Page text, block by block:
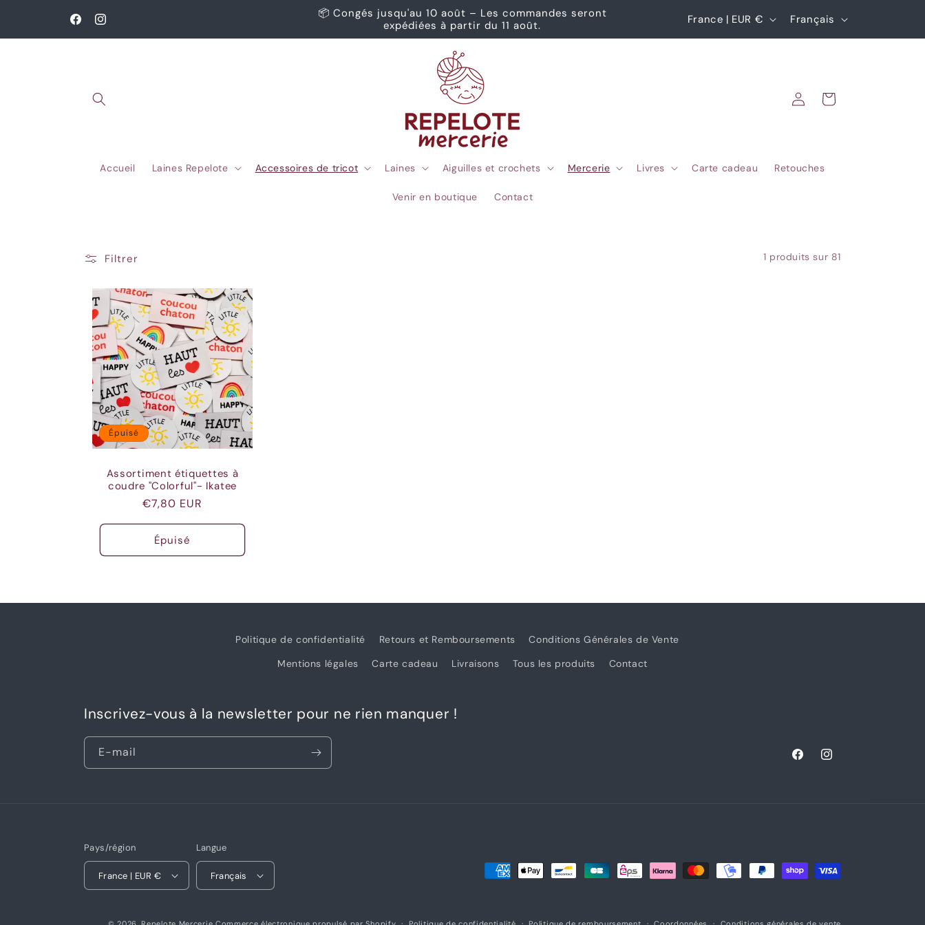
contenu
FacebookInstagram
📦 Congés jusqu'au 10 août – Les commandes seront
expédiées à partir du 11 août.
P
a
France | EUR €
L
a
Français
Accueil Laines Repelote Accessoires de tricot Laines Aiguilles et crochets Mercerie Livres Carte cadeau Retouches
Venir en boutique Contact
ConnexionPanier
Filtrer 1 produits sur 81
Épuisé
Assortiment étiquettes à
coudre "Colorful"- Ikatee
Prix
habituel
€7,80 EUR
Épuisé
Politique de confidentialité Retours et Remboursements
Conditions Générales de Vente
Mentions légales
Carte cadeau Livraisons Tous les produits Contact
Inscrivez-vous à la newsletter pour ne rien manquer !
E-mail
FacebookInstagram
Pays/région
France | EUR €
Langue
Français
Moyens